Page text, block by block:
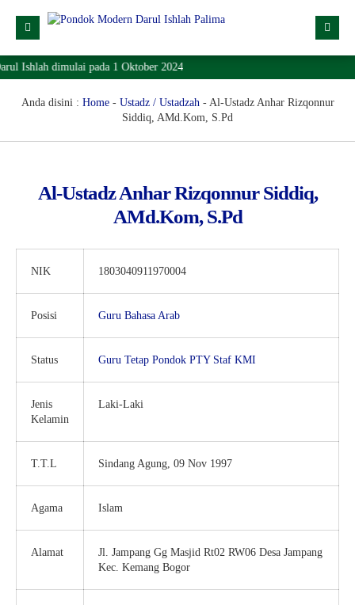
Profil
Dropdown
Lokasi
KONTAK
Ishlah dimulai pada 1 Oktober 2024
Anda disini : Home- Ustadz / Ustadzah- Al-Ustadz Anhar Rizqonnur
Siddiq, AMd.Kom, S.Pd
Al-Ustadz Anhar Rizqonnur Siddiq,
AMd.Kom, S.Pd
NIK 1803040911970004
Posisi Guru Bahasa Arab
Status Guru Tetap Pondok PTY Staf KMI
Jenis
Kelamin
Laki-Laki
T.T.L Sindang Agung, 09 Nov 1997
Agama Islam
Alamat
Jl. Jampang Gg Masjid Rt02 RW06 Desa Jampang
Kec. Kemang Bogor